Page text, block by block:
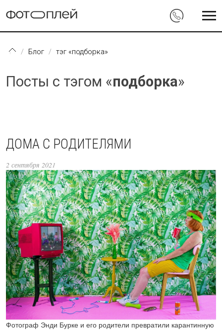
Блог тэг «подборка»
Посты с тэгом «подборка»
ДОМА С РОДИТЕЛЯМИ
2 сентября 2021
Фотограф Энди Бурке и его родители превратили карантинную